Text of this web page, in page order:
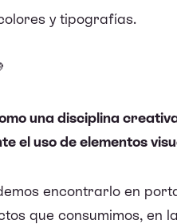
y tipografías.
una disciplina
el uso de elementos
encontrarlo en
que consumimos, en